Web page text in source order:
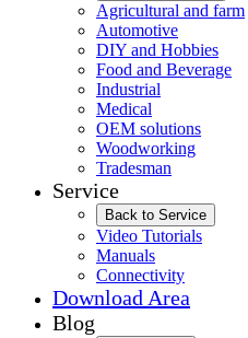
Agricultural and farm
Automotive
DIY and Hobbies
Food and Beverage
Industrial
Medical
OEM solutions
Woodworking
Tradesman
Service
Back to Service
Video Tutorials
Manuals
Connectivity
Download Area
Blog